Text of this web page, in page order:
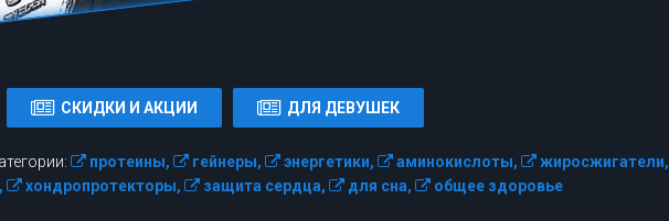
СКИДКИ И АКЦИИ ДЛЯ ДЕВУШЕК
протеины, гейнеры, энергетики, аминокислоты, жиросжигатели,
хондропротекторы, защита сердца, для сна, общее здоровье